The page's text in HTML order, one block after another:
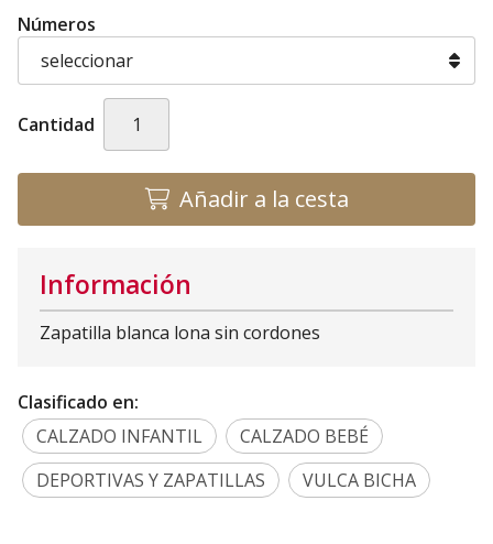
Números
Cantidad
Añadir a la cesta
Información
Zapatilla blanca lona sin cordones
Clasificado en:
CALZADO INFANTIL
CALZADO BEBÉ
DEPORTIVAS Y ZAPATILLAS
VULCA BICHA